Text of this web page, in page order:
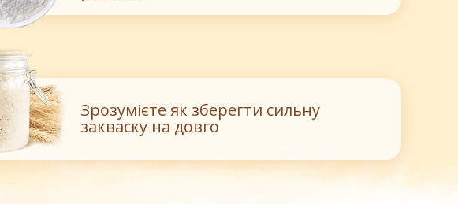
Зрозумієте як зберегти сильну
закваску на довго